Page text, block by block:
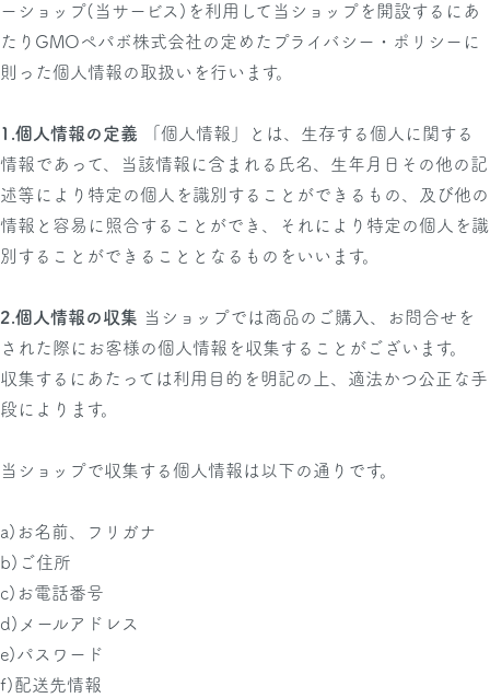
ーショップ(当サービス)を利用して当ショップを開設するにあ
たりGMOペパボ株式会社の定めた プライバシー・ポリシー に
則った個人情報の取扱いを行います。
1.個人情報の定義 「個人情報」とは、生存する個人に関する
情報であって、当該情報に含まれる氏名、生年月日その他の記
述等により特定の個人を識別することができるもの、及び他の
情報と容易に照合することができ、それにより特定の個人を識
別することができることとなるものをいいます。
2.個人情報の収集 当ショップでは商品のご購入、お問合せを
された際にお客様の個人情報を収集することがございます。
収集するにあたっては利用目的を明記の上、適法かつ公正な手
段によります。
当ショップで収集する個人情報は以下の通りです。
a)お名前、フリガナ
b)ご住所
c)お電話番号
d)メールアドレス
e)パスワード
f)配送先情報